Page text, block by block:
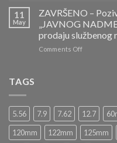
izrada
montaža
Nacionalnog
ZA
PONUDA
–
Usluge
2026
11
May
ZAVRŠENO –
„JAVNOG
prodaju službenog
Comments Offon
u
postupku
„JAVNOG
TAGS
5.56 7.9 7.62 12.7
120mm
122mm 125mm